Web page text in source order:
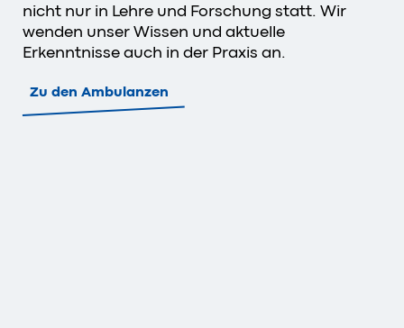
nicht nur in Lehre und Forschung statt. Wir
wenden unser Wissen und aktuelle
Erkenntnisse auch in der Praxis an.
Zu den Ambulanzen